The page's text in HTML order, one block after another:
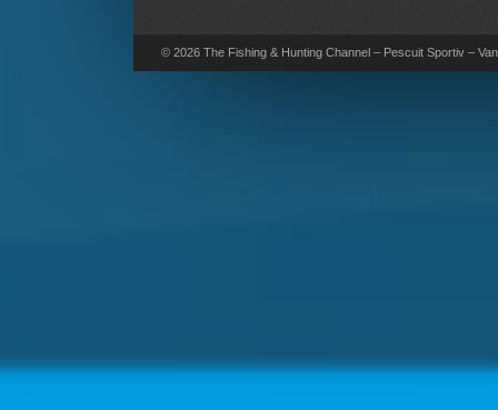
© 2026 The Fishing & Hunting Channel – Pescuit Sportiv –